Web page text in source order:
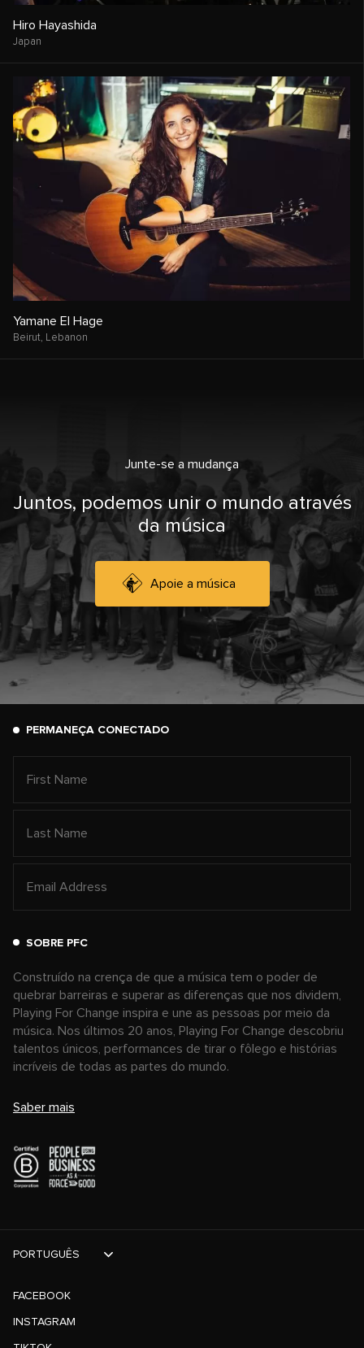
Hiro Hayashida
Japan
Yamane El Hage
Beirut, Lebanon
Junte-se a mudança
Juntos, podemos unir o mundo através
da música
Apoie a música
PERMANEÇA CONECTADO
SOBRE PFC
Construído na crença de que a música tem o poder de
quebrar barreiras e superar as diferenças que nos dividem,
Playing For Change inspira e une as pessoas por meio da
música. Nos últimos 20 anos, Playing For Change descobriu
talentos únicos, performances de tirar o fôlego e histórias
incríveis de todas as partes do mundo.
Saber mais
FACEBOOK
INSTAGRAM
PORTUGUÊS